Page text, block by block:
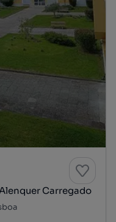
Carregado